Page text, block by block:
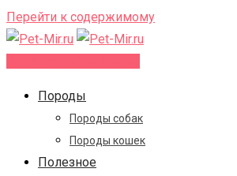
Перейти к содержимому
Породы
Породы собак
Породы кошек
Полезное